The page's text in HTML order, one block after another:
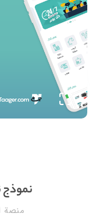
نموذج
منصة